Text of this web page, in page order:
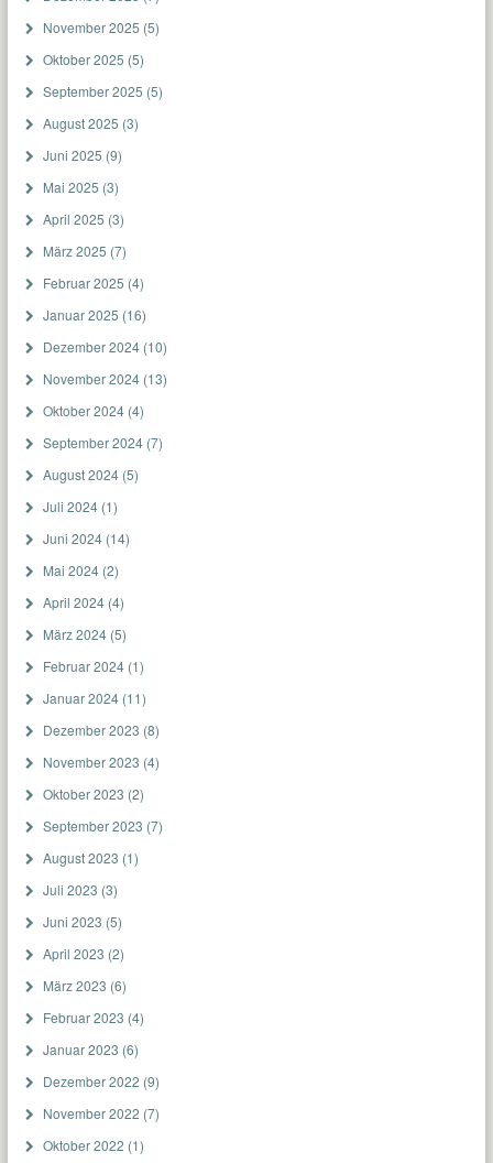
November 2025 (5)
Oktober 2025 (5)
September 2025 (5)
August 2025 (3)
Juni 2025 (9)
Mai 2025 (3)
April 2025 (3)
März 2025 (7)
Februar 2025 (4)
Januar 2025 (16)
Dezember 2024(10)
November 2024(13)
Oktober 2024(4)
September 2024(7)
August 2024(5)
Juli 2024(1)
Juni 2024(14)
Mai 2024(2)
April 2024(4)
März 2024(5)
Februar 2024(1)
Januar 2024(11)
Dezember 2023 (8)
November 2023 (4)
Oktober 2023 (2)
September 2023 (7)
August 2023 (1)
Juli 2023 (3)
Juni 2023 (5)
April 2023 (2)
März 2023 (6)
Februar 2023 (4)
Januar 2023 (6)
Dezember 2022 (9)
November 2022 (7)
Oktober 2022 (1)